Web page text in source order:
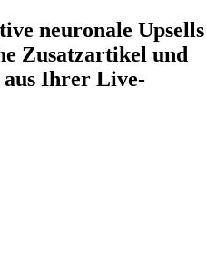
neuronale Upsells
Zusatzartikel und
Ihrer Live-